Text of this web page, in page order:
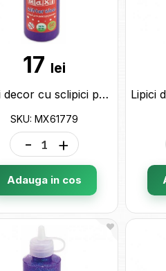
17 lei
Lipici decor cu sclipici perlat Maxi tub 60ml.violet MX61779
SKU: MX61779
- +
Adauga in cos